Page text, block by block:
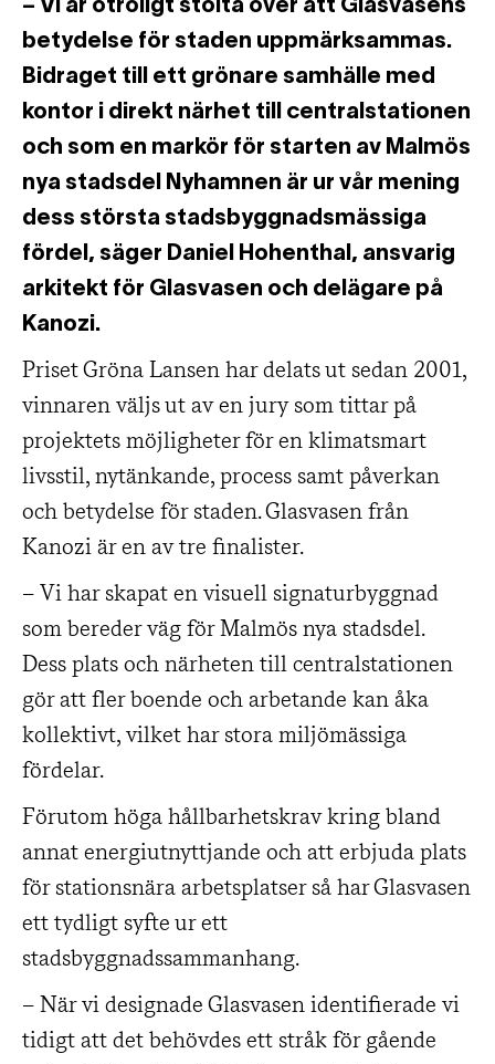
– Vi är otroligt stolta över att Glasvasens
betydelse för staden uppmärksammas.
Bidraget till ett grönare samhälle med
kontor i direkt närhet till centralstationen
och som en markör för starten av Malmös
nya stadsdel Nyhamnen är ur vår mening
dess största stadsbyggnadsmässiga
fördel, säger Daniel Hohenthal, ansvarig
arkitekt för Glasvasen och delägare på
Kanozi.
Priset Gröna Lansen har delats ut sedan 2001,
vinnaren väljs ut av en jury som tittar på
projektets möjligheter för en klimatsmart
livsstil, nytänkande, process samt påverkan
och betydelse för staden. Glasvasen från
Kanozi är en av tre finalister.
– Vi har skapat en visuell signaturbyggnad
som bereder väg för Malmös nya stadsdel.
Dess plats och närheten till centralstationen
gör att fler boende och arbetande kan åka
kollektivt, vilket har stora miljömässiga
fördelar.
Förutom höga hållbarhetskrav kring bland
annat energiutnyttjande och att erbjuda plats
för stationsnära arbetsplatser så har Glasvasen
ett tydligt syfte ur ett
stadsbyggnadssammanhang.
– När vi designade Glasvasen identifierade vi
tidigt att det behövdes ett stråk för gående